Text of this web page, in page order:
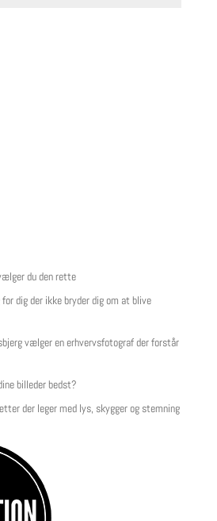
du den rette
dig der ikke bryder dig om at blive
vælger en erhvervsfotograf der forstår
billeder bedst?
der leger med lys, skygger og stemning